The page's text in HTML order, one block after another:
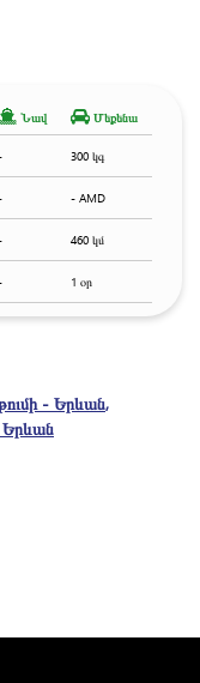
Նավ Մեքենա
300 կգ
- AMD
460 կմ
1 օր
- Երևան,
Երևան